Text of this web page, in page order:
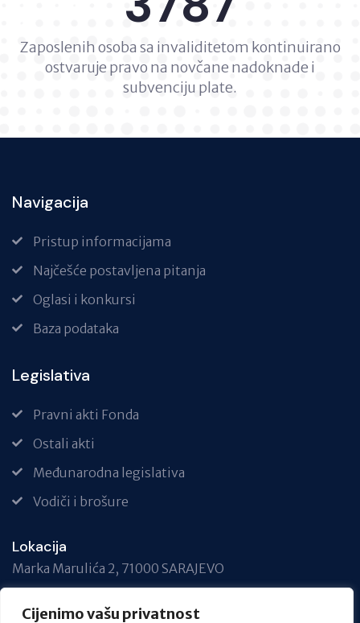
Cijenimo vašu privatnost
Zaposlenih osoba sa invaliditetom kontinuirano
ostvaruje pravo na novčane nadoknade i
subvenciju plate.
Navigacija
Pristup informacijama
Najčešće postavljena pitanja
Oglasi i konkursi
Baza podataka
Legislativa
Pravni akti Fonda
Ostali akti
Međunarodna legislativa
Vodiči i brošure
Lokacija
Marka Marulića 2, 71000 SARAJEVO